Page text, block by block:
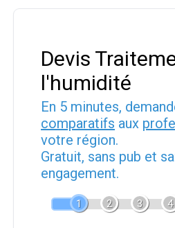
Devis
l'humidité
En 5 minutes,
comparatifs aux
votre région.
Gratuit, sans pub et
engagement.
1 2 3 4